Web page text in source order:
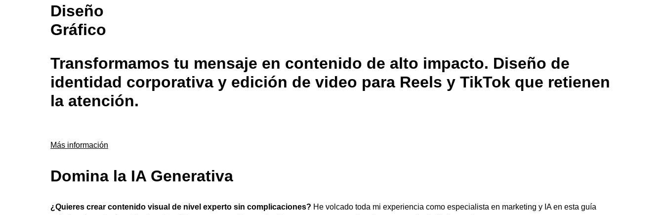
Diseño
Gráfico
Transformamos tu mensaje en contenido de alto impacto. Diseño de
identidad corporativa y edición de video para Reels y TikTok que retienen
la atención.
Más información
Domina la IA Generativa
¿Quieres crear contenido visual de nivel experto sin complicaciones? He volcado toda mi experiencia como especialista en marketing y IA en esta guía